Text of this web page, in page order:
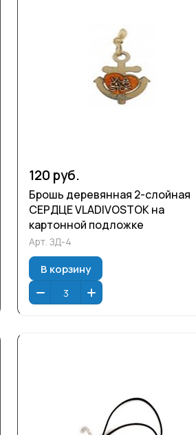
120 руб.
Брошь деревянная 2-слойная
СЕРДЦЕ VLADIVOSTOK на
картонной подложке
Арт. ЗД-4
В корзину